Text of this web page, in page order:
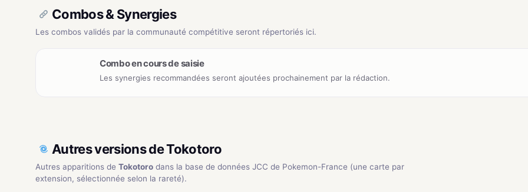
Combos & Synergies
Les combos validés par la communauté compétitive seront répertoriés ici.
Combo en cours de saisie
Les synergies recommandées seront ajoutées prochainement par la rédaction.
Autres versions de Tokotoro
Autres apparitions de Tokotoro dans la base de données JCC de Pokemon-France (une carte par
extension, sélectionnée selon la rareté).